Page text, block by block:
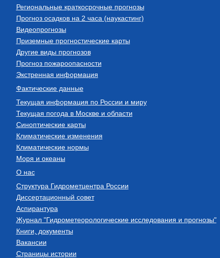
Региональные краткосрочные прогнозы
Прогноз осадков на 2 часа (наукастинг)
Видеопрогнозы
Приземные прогностические карты
Другие виды прогнозов
Прогноз пожароопасности
Экстренная информация
Фактические данные
Текущая информация по России и миру
Текущая погода в Москве и области
Синоптические карты
Климатические изменения
Климатические нормы
Моря и океаны
О нас
Структура Гидрометцентра России
Диссертационный совет
Аспирантура
Журнал "Гидрометеорологические исследования и прогнозы"
Книги, документы
Вакансии
Страницы истории